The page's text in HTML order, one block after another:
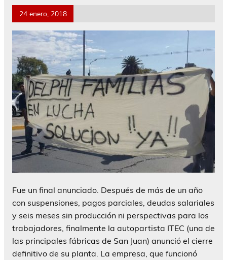
24 enero, 2018
Fue un final anunciado. Después de más de un año
con suspensiones, pagos parciales, deudas salariales
y seis meses sin producción ni perspectivas para los
trabajadores, finalmente la autopartista ITEC (una de
las principales fábricas de San Juan) anunció el cierre
definitivo de su planta. La empresa, que funcionó